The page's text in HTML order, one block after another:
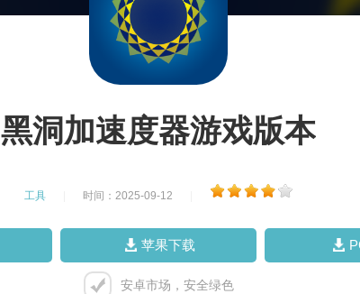
黑洞加速度器游戏版本
工具 时间：2025-09-12
苹果下载
安卓市场，安全绿色